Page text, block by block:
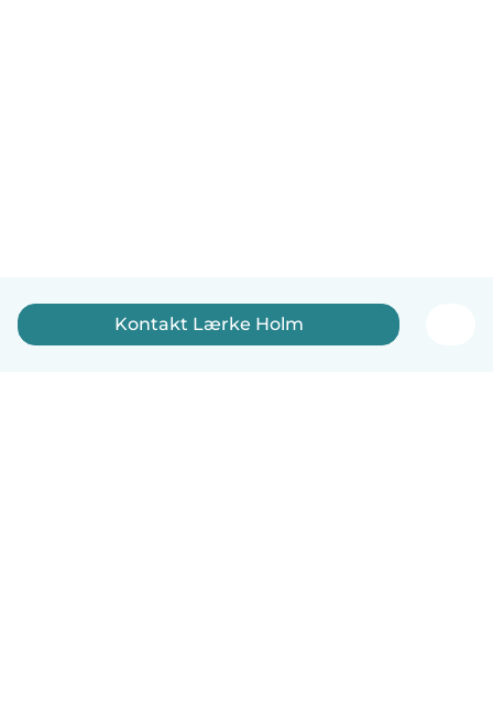
Kontakt Lærke Holm